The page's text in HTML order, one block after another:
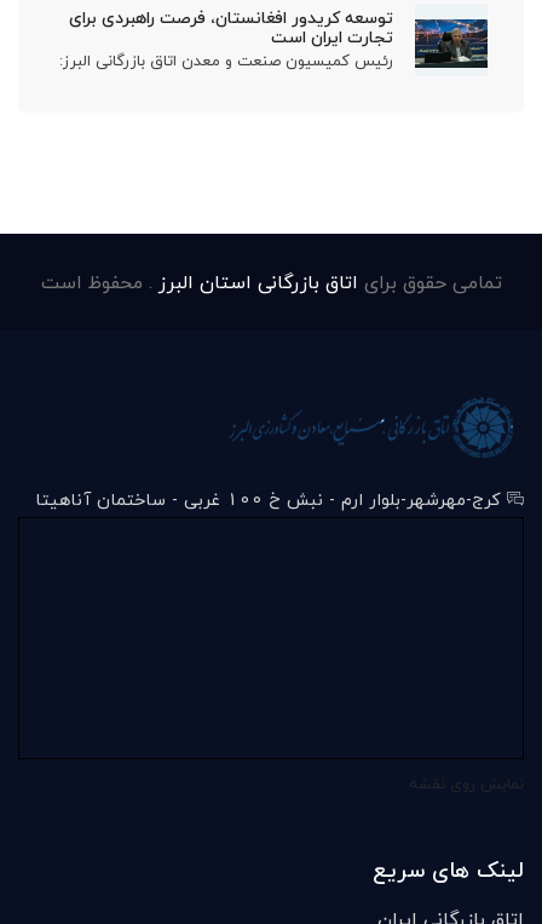
توسعه کریدور افغانستان، فرصت راهبردی برای
تجارت ایران است
رئیس کمیسیون صنعت و معدن اتاق بازرگانی البرز:
تمامی حقوق برای اتاق بازرگانی استان البرز . محفوظ است
کرج-مهرشهر-بلوار ارم - نبش خ 100 غربی - ساختمان آناهیتا
لینک های سریع